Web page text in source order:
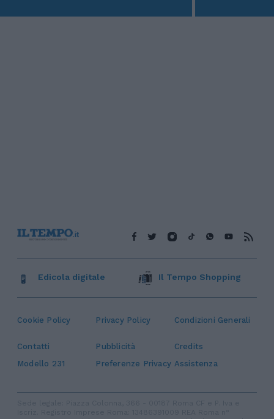
Cookie Policy Privacy Policy Condizioni Generali
Contatti Pubblicità
Credits
Modello 231
Preferenze Privacy Assistenza
Edicola digitale Il Tempo Shopping